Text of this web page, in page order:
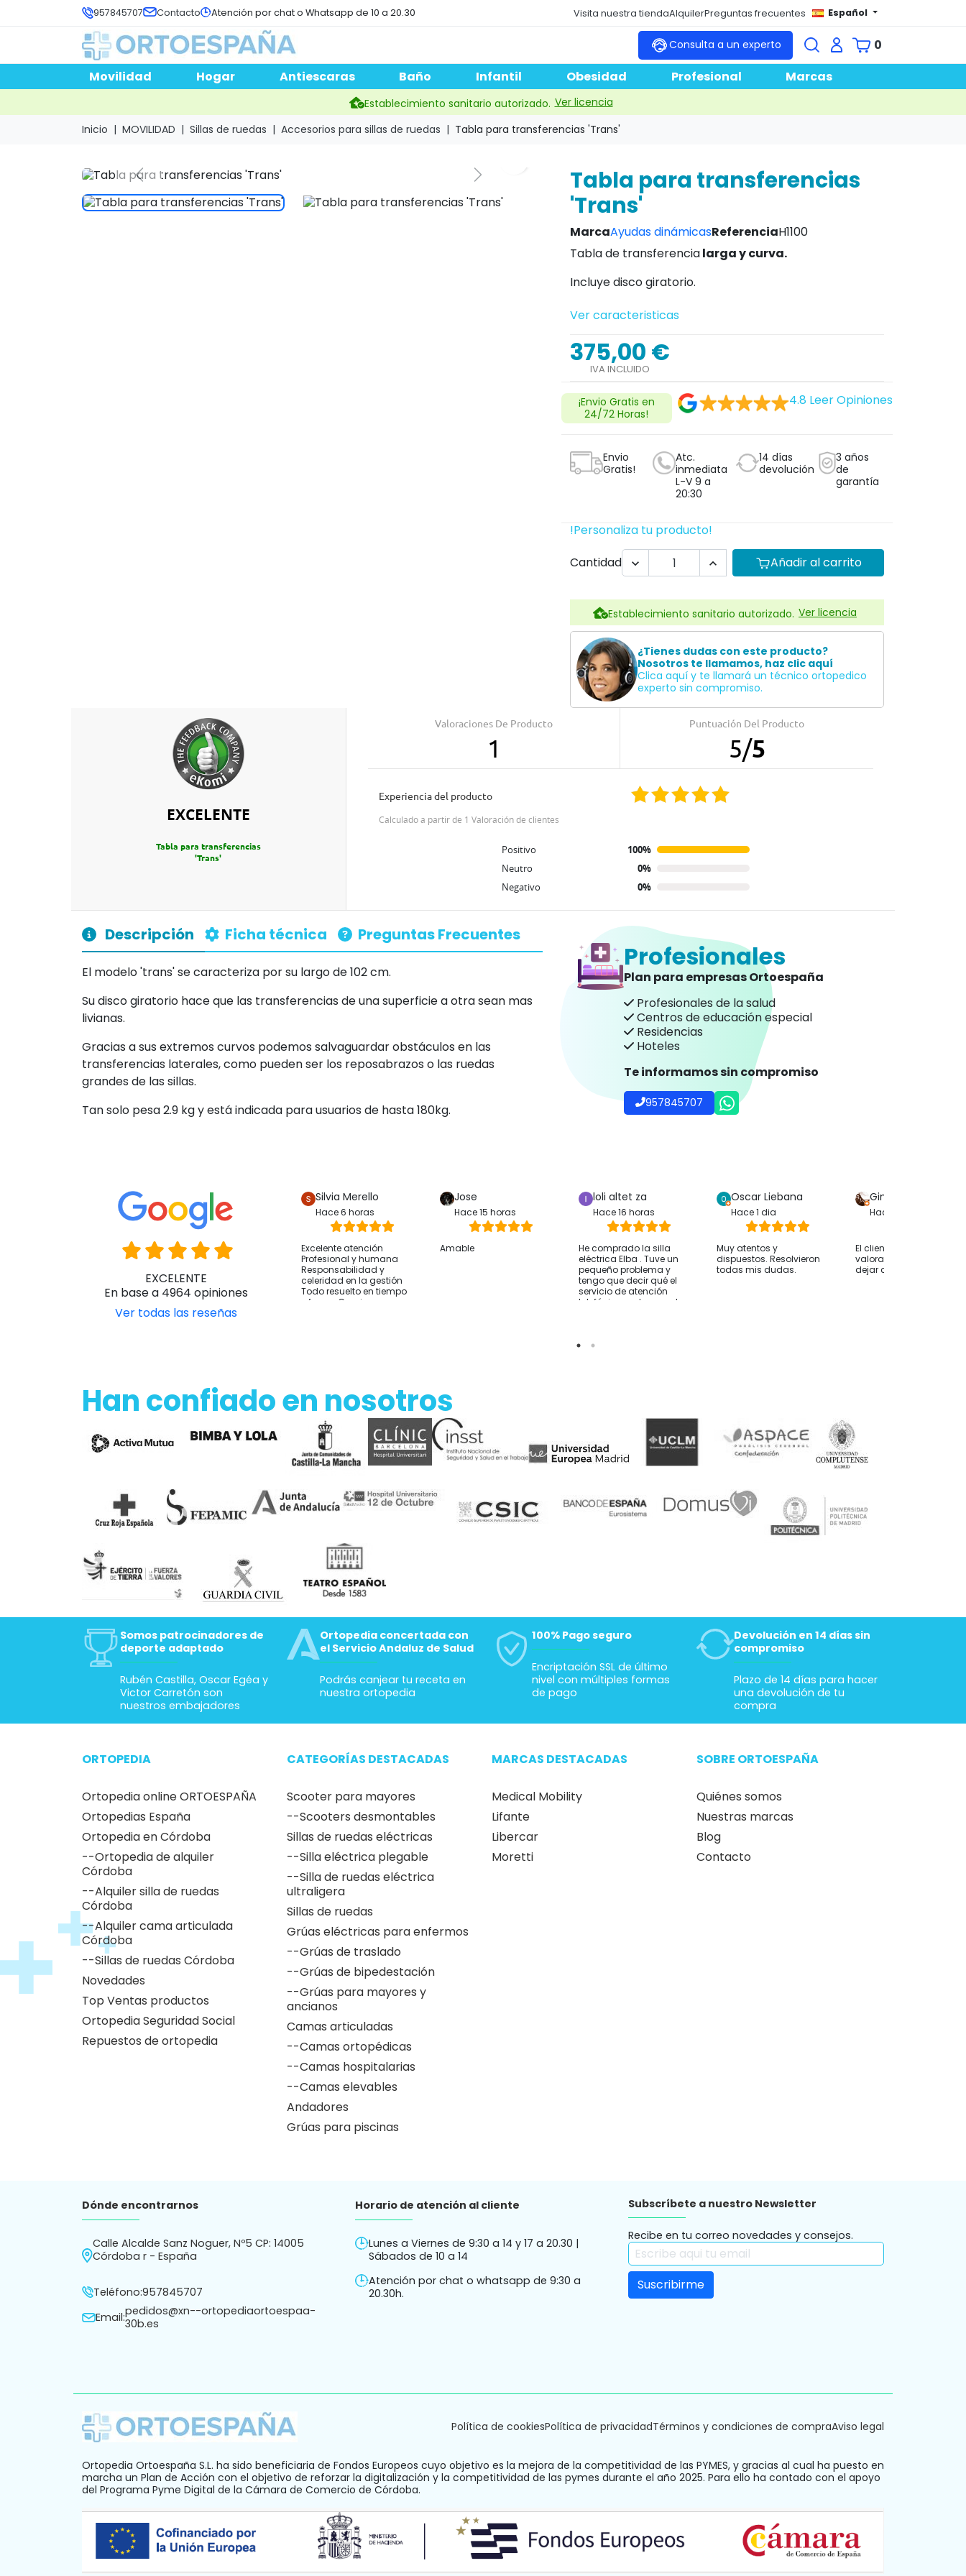
957845707 Contacto Atención por chat o Whatsapp de 10 a 20.30 Visita nuestra tiendaAlquilerPreguntas frecuentes Español
Consulta a un experto
0
Movilidad
Hogar Antiescaras Baño Infantil Obesidad Profesional Marcas
Establecimiento sanitario autorizado. Ver licencia
Inicio
MOVILIDAD Sillas de ruedas Accesorios para sillas de ruedas Tabla para transferencias 'Trans'
Tabla para transferencias
'Trans'
MarcaAyudas dinámicasReferenciaH1100
Tabla de transferencialarga y curva.
Incluye disco giratorio.
Ver caracteristicas
375,00 €
IVA INCLUIDO
¡Envio Gratis en
24/72 Horas!
4.8 Leer Opiniones
Envio
Gratis!
Atc.
inmediata
L-V 9 a
20:30
14 días
devolución
3 años
de
garantía
!Personaliza tu producto!
Cantidad
  Añadir al carrito
Establecimiento sanitario autorizado. Ver licencia
¿Tienes dudas con este producto?
Nosotros te llamamos, haz clic aquí
Clica aquí y te llamará un técnico ortopedico
experto sin compromiso.
EXCELENTE
Tabla para transferencias
'Trans'
Valoraciones De Producto
1
Puntuación Del Producto
5/5
Experiencia del producto
Calculado a partir de 1 Valoración de clientes
Positivo
100%
Neutro
0%
Negativo
0%
Profesionales
Plan para empresas Ortoespaña
Profesionales de la salud
Centros de educación especial
Residencias
Hoteles
Te informamos sin compromiso
957845707
Descripción Ficha técnica Preguntas Frecuentes
El modelo 'trans' se caracteriza por su largo de 102 cm.
Su disco giratorio hace que las transferencias de una superficie a otra sean mas
livianas.
Gracias a sus extremos curvos podemos salvaguardar obstáculos en las
transferencias laterales, como pueden ser los reposabrazos o las ruedas
grandes de las sillas.
Tan solo pesa 2.9 kg y está indicada para usuarios de hasta 180kg.
EXCELENTE
En base a 4964 opiniones
Ver todas las reseñas
Silvia Merello
Hace 6 horas
Excelente atención
Profesional y humana
Responsabilidad y
celeridad en la gestión
Todo resuelto en tiempo
y forma Gracias
Jose
Hace 15 horas
Amable
loli altet za
Hace 16 horas
He comprado la silla
eléctrica Elba . Tuve un
pequeño problema y
tengo que decir qué el
servicio de atención
telefónica y whassap ha
Alicante y el envío fue
Oscar Liebana
Hace 1 dia
Muy atentos y
dispuestos. Resolvieron
todas mis dudas.
Gina Bp
Hace 1 dia
El cliente solo ha
valorado su compra sin
dejar comentarios
Han confiado en nosotros
Somos patrocinadores de
deporte adaptado
Rubén Castilla, Oscar Egéa y
Victor Carretón son
nuestros embajadores
Ortopedia concertada con
el Servicio Andaluz de Salud
Podrás canjear tu receta en
nuestra ortopedia
100% Pago seguro
Encriptación SSL de último
nivel con múltiples formas
de pago
Devolución en 14 días sin
compromiso
Plazo de 14 días para hacer
una devolución de tu
compra
ORTOPEDIA
Ortopedia online ORTOESPAÑA
Ortopedias España
Ortopedia en Córdoba
--Ortopedia de alquiler
Córdoba
--Alquiler silla de ruedas
Córdoba
--Alquiler cama articulada
Córdoba
--Sillas de ruedas Córdoba
Novedades
Top Ventas productos
Ortopedia Seguridad Social
Repuestos de ortopedia
CATEGORÍAS DESTACADAS
Scooter para mayores
--Scooters desmontables
Sillas de ruedas eléctricas
--Silla eléctrica plegable
--Silla de ruedas eléctrica
ultraligera
Sillas de ruedas
Grúas eléctricas para enfermos
--Grúas de traslado
--Grúas de bipedestación
--Grúas para mayores y
ancianos
Camas articuladas
--Camas ortopédicas
--Camas hospitalarias
--Camas elevables
Andadores
Grúas para piscinas
MARCAS DESTACADAS
Medical Mobility
Lifante
Libercar
Moretti
SOBRE ORTOESPAÑA
Quiénes somos
Nuestras marcas
Blog
Contacto
Dónde encontrarnos
Calle Alcalde Sanz Noguer, Nº5 CP: 14005
Córdoba r - España
Teléfono:957845707
Email:pedidos@xn--ortopediaortoespaa-
30b.es
Horario de atención al cliente
Lunes a Viernes de 9:30 a 14 y 17 a 20.30 |
Sábados de 10 a 14
Atención por chat o whatsapp de 9:30 a
20.30h.
Subscríbete a nuestro Newsletter
Recibe en tu correo novedades y consejos.
Política de cookiesPolítica de privacidadTérminos y condiciones de compraAviso legal
Ortopedia Ortoespaña S.L. ha sido beneficiaria de Fondos Europeos cuyo objetivo es la mejora de la competitividad de las PYMES, y gracias al cual ha puesto en
marcha un Plan de Acción con el objetivo de reforzar la digitalización y la competitividad de las pymes durante el año 2025. Para ello ha contado con el apoyo
del Programa Pyme Digital de la Cámara de Comercio de Córdoba.